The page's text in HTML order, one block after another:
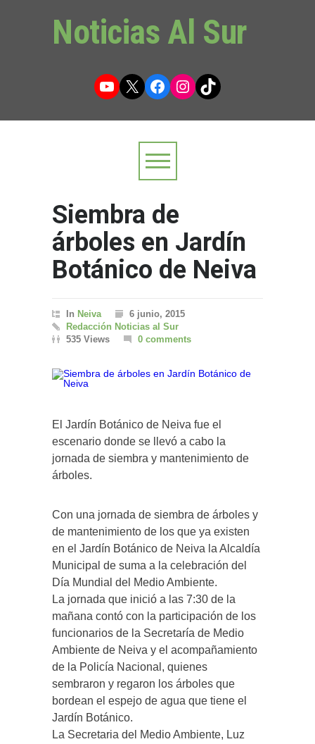
Noticias Al Sur
YouTube
X Facebook
Instagram
TikTok
Siembra de
árboles en Jardín
Botánico de Neiva
In Neiva
6 junio, 2015
Redacción Noticias al Sur
535 Views
0 comments
El Jardín Botánico de Neiva fue el
escenario donde se llevó a cabo la
jornada de siembra y mantenimiento de
árboles.
Con una jornada de siembra de árboles y
de mantenimiento de los que ya existen
en el Jardín Botánico de Neiva la Alcaldía
Municipal de suma a la celebración del
Día Mundial del Medio Ambiente.
La jornada que inició a las 7:30 de la
mañana contó con la participación de los
funcionarios de la Secretaría de Medio
Ambiente de Neiva y el acompañamiento
de la Policía Nacional, quienes
sembraron y regaron los árboles que
bordean el espejo de agua que tiene el
Jardín Botánico.
La Secretaria del Medio Ambiente, Luz